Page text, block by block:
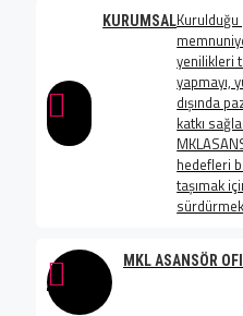
KURUMSAL
yenilikleri
yapmayı,
dışında
katkı
hedefleri
taşımak
MKL ASANSÖR